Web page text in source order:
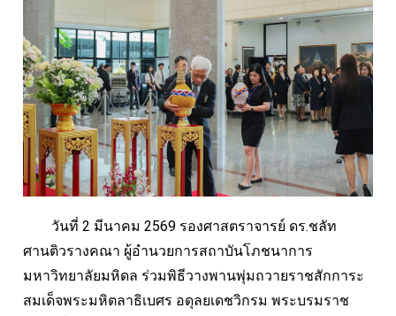
วันที่ 2 มีนาคม 2569 รองศาสตราจารย์ ดร.ชลัท
ศานติวรางคณา ผู้อำนวยการสถาบันโภชนาการ
มหาวิทยาลัยมหิดล ร่วมพิธีวางพานพุ่มถวายราชสักการะ
สมเด็จพระมหิตลาธิเบศร อดุลยเดชวิกรม พระบรมราช